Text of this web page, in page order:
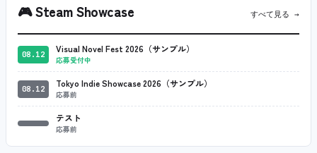
🎮Steam Showcase すべて見る →
08.12 Visual Novel Fest 2026（サンプル）
応募受付中
08.12 Tokyo Indie Showcase 2026（サンプル）
応募前
テスト
応募前